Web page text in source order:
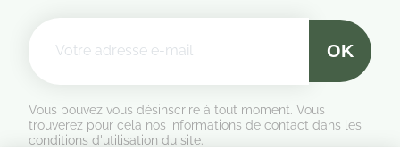
Vous pouvez vous désinscrire à tout moment. Vous
trouverez pour cela nos informations de contact dans les
conditions d'utilisation du site.